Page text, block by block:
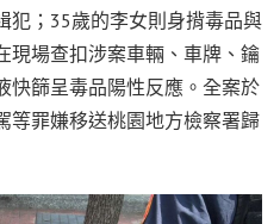
犯；35歲的李女則身揹毒品與
現場查扣涉案車輛、車牌、鑰
快篩呈毒品陽性反應。全案於
等罪嫌移送桃園地方檢察署歸